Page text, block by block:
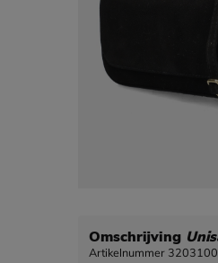
Omschrijving
Artikelnummer